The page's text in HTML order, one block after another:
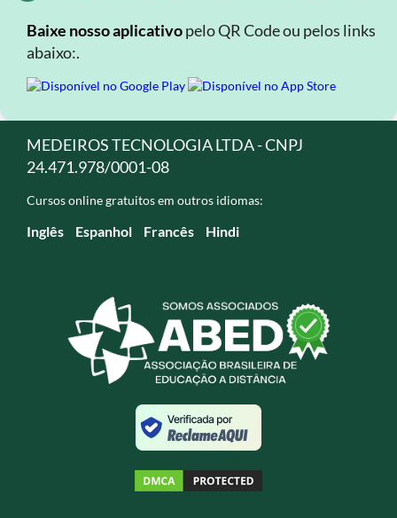
Baixe nosso aplicativopelo QR Code ou pelos links
abaixo:.
MEDEIROS TECNOLOGIA LTDA - CNPJ
24.471.978/0001-08
Cursos online gratuitos em outros idiomas:
Inglês Espanhol Francês Hindi